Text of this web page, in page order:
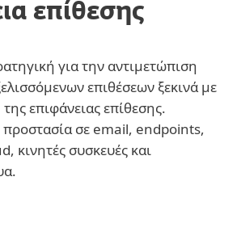
επίθεσης
για την αντιμετώπιση
επιθέσεων ξεκινά με
επιφάνειας επίθεσης.
προστασία σε email, endpoints,
κινητές συσκευές και